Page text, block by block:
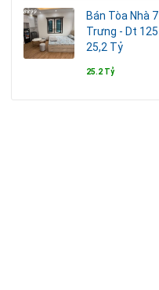
Bán Tòa Nhà
Trưng - Dt
25,2 Tỷ
25.2 Tỷ